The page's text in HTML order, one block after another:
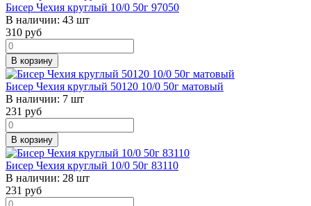
Бисер Чехия круглый 10/0 50г 97050
В наличии: 43 шт
310 руб
В корзину
Бисер Чехия круглый 50120 10/0 50г матовый
В наличии: 7 шт
231 руб
В корзину
Бисер Чехия круглый 10/0 50г 83110
В наличии: 28 шт
231 руб